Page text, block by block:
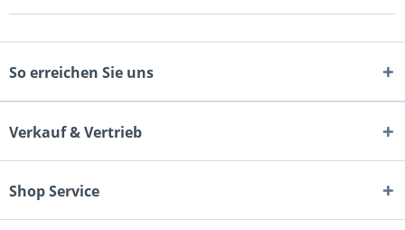
So erreichen Sie uns
Verkauf & Vertrieb
Shop Service